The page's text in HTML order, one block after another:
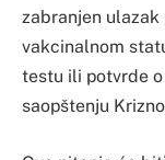
zabranjen
vakcinalnom
testu ili potvrde o
saopštenju